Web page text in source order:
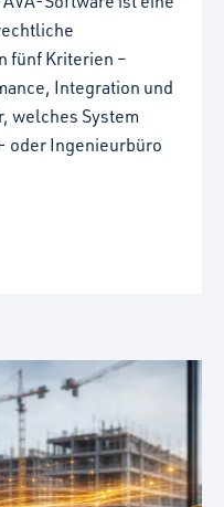
fünf Kriterien –
Integration und
welches System
oder Ingenieurbüro